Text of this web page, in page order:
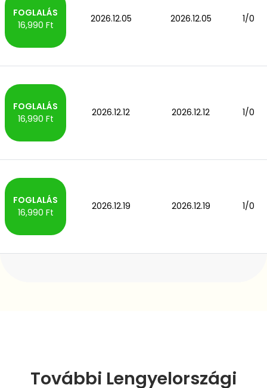
16,990 Ft
2026.12.05 2026.12.05 1/0
16,990 Ft
2026.12.12 2026.12.12 1/0
16,990 Ft
2026.12.19 2026.12.19 1/0
További Lengyelországi